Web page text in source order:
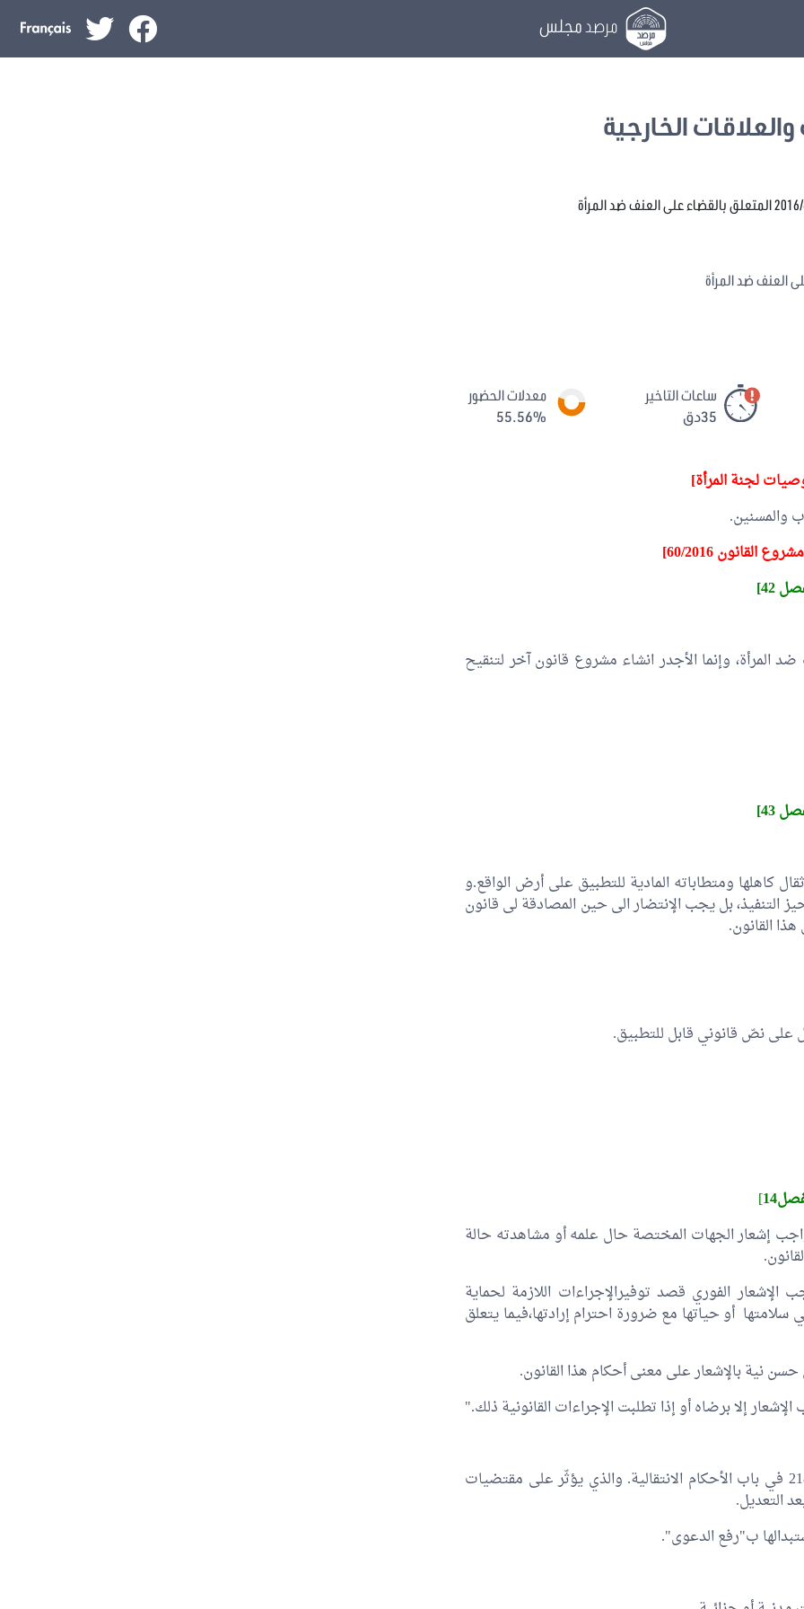
مرصد مجلس
الخارجية
العنف ضد المرأة
ساعات التاخير
35دق
معدلات الحضور
55.56%
لجنة المرأة]
والمسنين.
60/2016]
42]
المرأة، وإنما الأجدر انشاء مشروع قانون آخر لتنقيح
43]
كاهلها ومتطاباته المادية للتطبيق على أرض الواقع.و
التنفيذ، بل يجب الإنتضار الى حين المصادقة لى قانون
القانون.
على نصّ قانوني قابل للتطبيق.
]
إشعار الجهات المختصة حال علمه أو مشاهدته حالة
الفوري قصد توفيرالإجراءات اللازمة لحماية
أو حياتها مع ضرورة احترام إرادتها،فيما يتعلق
نية بالإشعار على معنى أحكام هذا القانون.
إلا برضاه أو إذا تطلبت الإجراءات القانونية ذلك."
قمنا بالتصويت على الغاء الفقرة الرابعة من الفصل 218 في باب الأحكام الانتقالية. والذي يؤثّر على مقتضيات
ب"رفع الدعوى".